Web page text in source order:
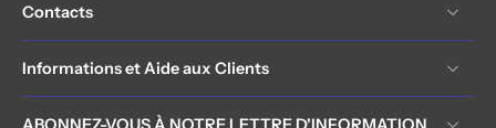
Contacts
Informations et Aide aux Clients